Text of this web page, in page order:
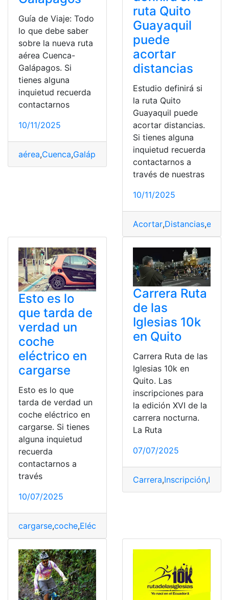
Guía de Viaje: Todo
lo que debe saber
sobre la nueva ruta
aérea Cuenca-
Galápagos. Si
tienes alguna
inquietud recuerda
contactarnos
10/11/2025
aérea,Cuenca,Galápagos Nueva,Ruta,viaje
ruta Quito
Guayaquil
puede
acortar
distancias
Estudio definirá si
la ruta Quito
Guayaquil puede
acortar distancias.
Si tienes alguna
inquietud recuerda
contactarnos a
través de nuestras
10/11/2025
Acortar,Distancias,
Esto es lo
que tarda de
verdad un
coche
eléctrico en
cargarse
Esto es lo que
tarda de verdad un
coche eléctrico en
cargarse. Si tienes
alguna inquietud
recuerda
contactarnos a
través
10/07/2025
cargarse,coche,Eléctrico
Carrera Ruta
de las
Iglesias 10k
en Quito
Carrera Ruta de las
Iglesias 10k en
Quito. Las
inscripciones para
la edición XVI de la
carrera nocturna.
La Ruta
07/07/2025
Carrera,Inscripción,